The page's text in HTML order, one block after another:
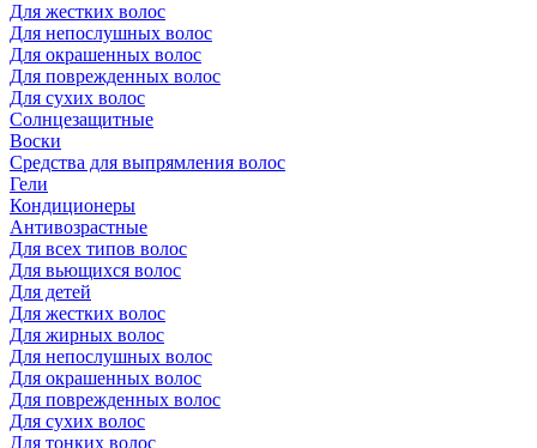
Для жестких волос
Для непослушных волос
Для окрашенных волос
Для поврежденных волос
Для сухих волос
Солнцезащитные
Воски
Средства для выпрямления волос
Гели
Кондиционеры
Антивозрастные
Для всех типов волос
Для вьющихся волос
Для детей
Для жестких волос
Для жирных волос
Для непослушных волос
Для окрашенных волос
Для поврежденных волос
Для сухих волос
Для тонких волос